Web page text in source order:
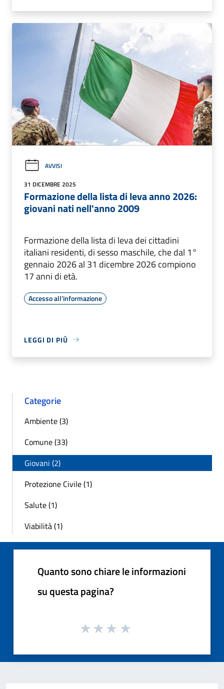
AVVISI
31 DICEMBRE 2025
Formazione della lista di leva anno 2026:
giovani nati nell'anno 2009
Formazione della lista di leva dei cittadini
italiani residenti, di sesso maschile, che dal 1°
gennaio 2026 al 31 dicembre 2026 compiono
17 anni di età.
Accesso all'informazione
LEGGI DI PIÙ
Categorie
Ambiente (3)
Comune (33)
Giovani (2)
Protezione Civile (1)
Salute (1)
Viabilità (1)
Quanto sono chiare le informazioni
su questa pagina?